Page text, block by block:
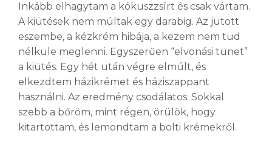
Inkább elhagytam a kókuszzsírt és csak vártam.
A kiütések nem múltak egy darabig. Az jutott
eszembe, a kézkrém hibája, a kezem nem tud
nélküle meglenni. Egyszerűen “elvonási tünet”
a kiütés. Egy hét után végre elmúlt, és
elkezdtem házikrémet és háziszappant
használni. Az eredmény csodálatos. Sokkal
szebb a bőröm, mint régen, örülök, hogy
kitartottam, és lemondtam a bolti krémekről.